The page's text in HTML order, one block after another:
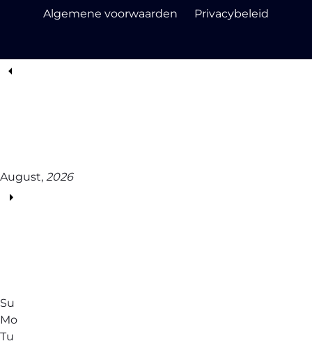
Algemene voorwaarden
Privacybeleid
August, 2026
Su
Mo
Tu